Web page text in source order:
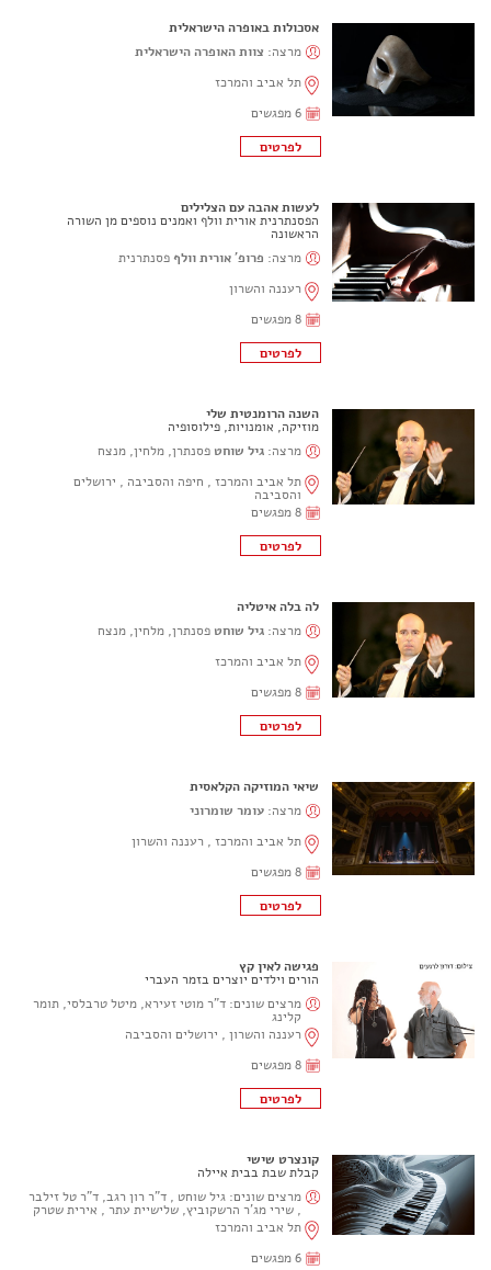
אסכולות באופרה הישראלית
מרצה: צוות האופרה הישראלית
תל אביב והמרכז
6 מפגשים
לעשות אהבה עם הצלילים
הפסנתרנית אורית וולף ואמנים נוספים מן השורה
הראשונה
מרצה: פרופ' אורית וולףפסנתרנית
רעננה והשרון
8 מפגשים
השנה הרומנטית שלי
מוזיקה, אומנויות, פילוסופיה
מרצה: גיל שוחט פסנתרן, מלחין, מנצח
תל אביב והמרכז , חיפה והסביבה , ירושלים
והסביבה
8 מפגשים
לה בלה איטליה
מרצה: גיל שוחט פסנתרן, מלחין, מנצח
תל אביב והמרכז
8 מפגשים
שיאי המוזיקה הקלאסית
מרצה: עומר שומרוני
תל אביב והמרכז , רעננה והשרון
8 מפגשים
פגישה לאין קץ
הורים וילדים יוצרים בזמר העברי
מרצים שונים: ד"ר מוטי זעירא, מיטל טרבלסי, תומר
קלינג
רעננה והשרון , ירושלים והסביבה
8 מפגשים
קונצרט שישי
קבלת שבת בבית איילה
מרצים שונים: גיל שוחט , ד"ר רון רגב, ד"ר טל זילבר
, שירי מג'ר הרשקוביץ, שלישיית עתר , אירית שטרק
תל אביב והמרכז
6 מפגשים